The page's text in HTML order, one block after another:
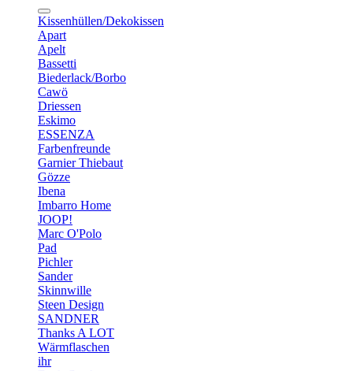
Kissenhüllen/Dekokissen
Apart
Apelt
Bassetti
Biederlack/Borbo
Cawö
Driessen
Eskimo
ESSENZA
Farbenfreunde
Garnier Thiebaut
Gözze
Ibena
Imbarro Home
JOOP!
Marc O'Polo
Pad
Pichler
Sander
Skinnwille
Steen Design
SANDNER
Thanks A LOT
Wärmflaschen
ihr